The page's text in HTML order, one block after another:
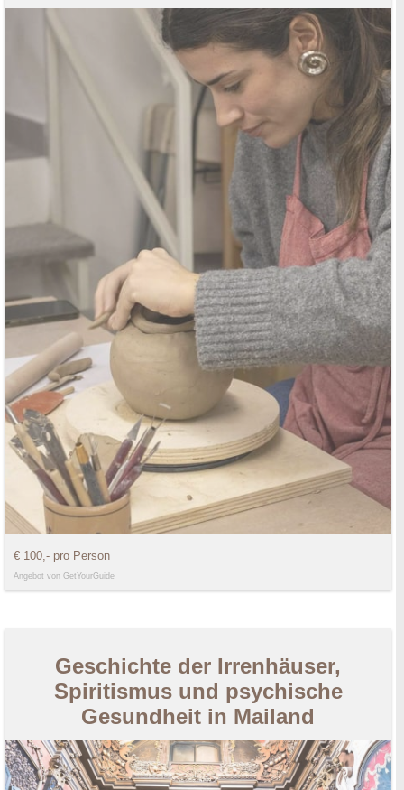
€ 100,- pro Person
Angebot von GetYourGuide
Geschichte der Irrenhäuser,
Spiritismus und psychische
Gesundheit in Mailand